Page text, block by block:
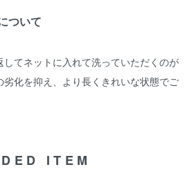
ついて
てネットに入れて洗っていただくのが
化を抑え、より長くきれいな状態でご
ITEM